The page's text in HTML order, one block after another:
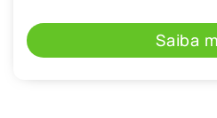
Saiba